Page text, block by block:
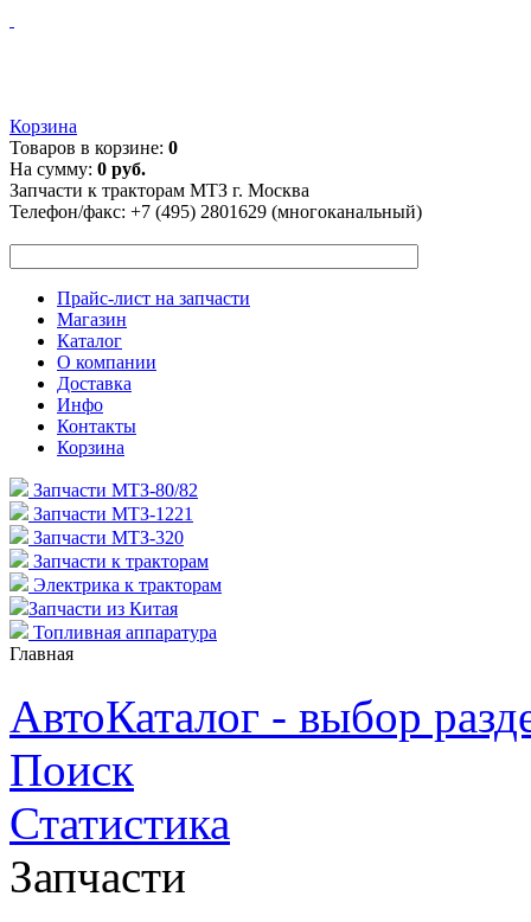
Корзина
Товаров в корзине: 0
На сумму: 0 руб.
Запчасти к тракторам МТЗ г. Москва
Телефон/факс: +7 (495) 2801629 (многоканальный)
Прайс-лист на запчасти
Магазин
Каталог
О компании
Доставка
Инфо
Контакты
Корзина
Запчасти МТЗ-80/82
Запчасти МТЗ-1221
Запчасти МТЗ-320
Запчасти к тракторам
Электрика к тракторам
Запчасти из Китая
Топливная аппаратура
Главная
АвтоКаталог - выбор
Поиск
Статистика
Запчасти